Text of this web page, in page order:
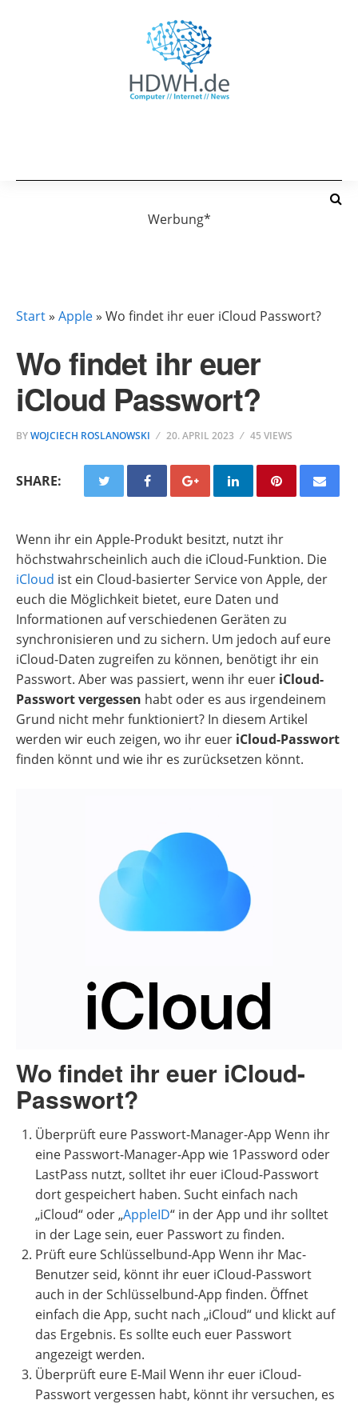
Werbung*
Start» Apple» Wo findet ihr euer iCloud Passwort?
Wo findet ihr euer
iCloud Passwort?
BYWOJCIECH ROSLANOWSKI 20. APRIL 2023 45 VIEWS
SHARE:
Wenn ihr ein Apple-Produkt besitzt, nutzt ihr
höchstwahrscheinlich auch die iCloud-Funktion. Die
iCloud ist ein Cloud-basierter Service von Apple, der
euch die Möglichkeit bietet, eure Daten und
Informationen auf verschiedenen Geräten zu
synchronisieren und zu sichern. Um jedoch auf eure
iCloud-Daten zugreifen zu können, benötigt ihr ein
Passwort. Aber was passiert, wenn ihr euer iCloud-
Passwort vergessen habt oder es aus irgendeinem
Grund nicht mehr funktioniert? In diesem Artikel
werden wir euch zeigen, wo ihr euer iCloud-Passwort
finden könnt und wie ihr es zurücksetzen könnt.
Wo findet ihr euer iCloud-
Passwort?
Überprüft eure Passwort-Manager-App Wenn ihr
eine Passwort-Manager-App wie 1Password oder
LastPass nutzt, solltet ihr euer iCloud-Passwort
dort gespeichert haben. Sucht einfach nach
„iCloud“ oder „AppleID“ in der App und ihr solltet
in der Lage sein, euer Passwort zu finden.
Prüft eure Schlüsselbund-App Wenn ihr Mac-
Benutzer seid, könnt ihr euer iCloud-Passwort
auch in der Schlüsselbund-App finden. Öffnet
einfach die App, sucht nach „iCloud“ und klickt auf
das Ergebnis. Es sollte euch euer Passwort
angezeigt werden.
Überprüft eure E-Mail Wenn ihr euer iCloud-
Passwort vergessen habt, könnt ihr versuchen, es